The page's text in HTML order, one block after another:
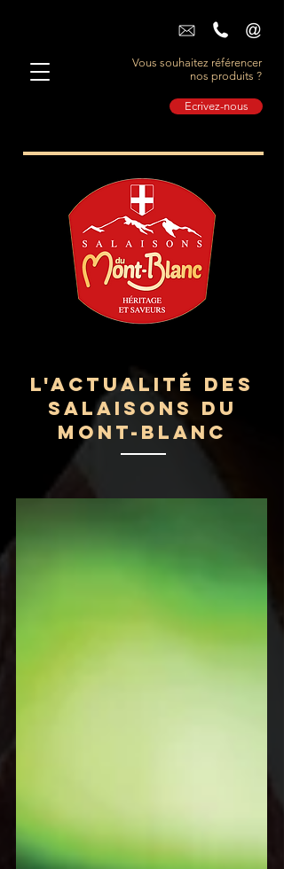
Vous souhaitez référencer
nos produits ?
Ecrivez-nous
L'actualité des
Salaisons du
Mont-Blanc